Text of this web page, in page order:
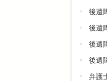
後遺
後遺
後遺
後遺
弁護